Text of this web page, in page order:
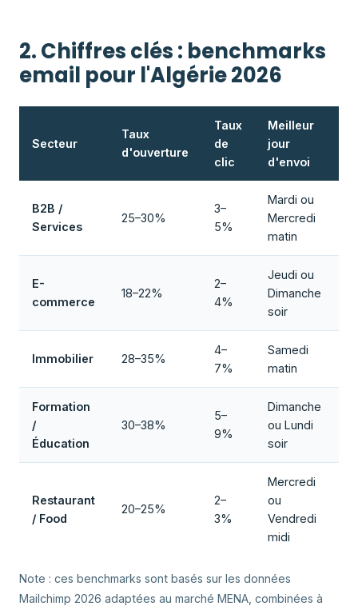
2. Chiffres clés : benchmarks
email pour l'Algérie 2026
Secteur
Taux
d'ouverture
Taux
de
clic
Meilleur
jour
d'envoi
B2B /
Services
25–30%
3–
5%
Mardi ou
Mercredi
matin
E-
commerce
18–22%
2–
4%
Jeudi ou
Dimanche
soir
Immobilier 28–35%
4–
7%
Samedi
matin
Formation
/
Éducation
30–38%
5–
9%
Dimanche
ou Lundi
soir
Restaurant
/ Food
20–25%
2–
3%
Mercredi
ou
Vendredi
midi
Note : ces benchmarks sont basés sur les données
Mailchimp 2026 adaptées au marché MENA, combinées à